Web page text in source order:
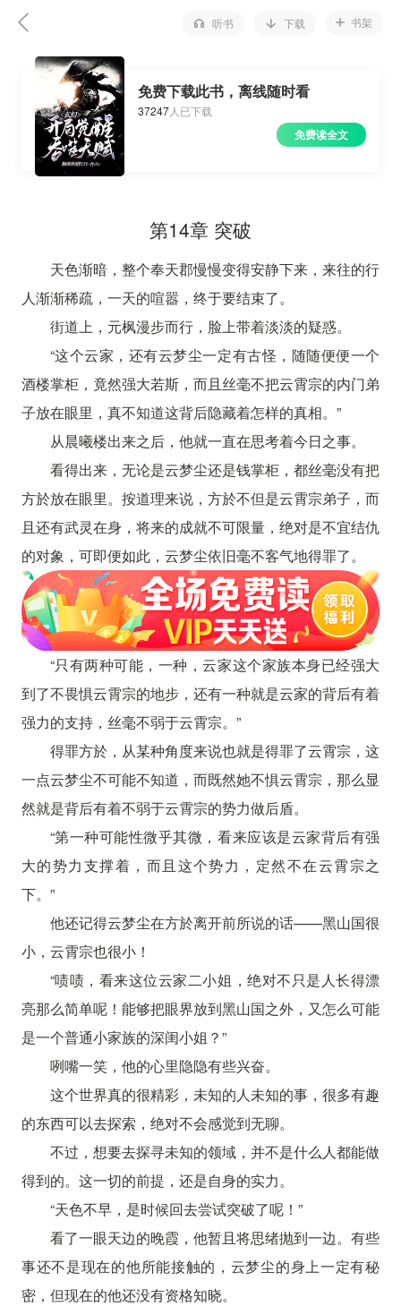
听书 下载 书架
免费下载此书，离线随时看
37247人已下载
免费读全文
第14章 突破
天色渐暗，整个奉天郡慢慢变得安静下来，来往的行
人渐渐稀疏，一天的喧嚣，终于要结束了。
街道上，元枫漫步而行，脸上带着淡淡的疑惑。
“这个云家，还有云梦尘一定有古怪，随随便便一个
酒楼掌柜，竟然强大若斯，而且丝毫不把云霄宗的内门弟
子放在眼里，真不知道这背后隐藏着怎样的真相。”
从晨曦楼出来之后，他就一直在思考着今日之事。
看得出来，无论是云梦尘还是钱掌柜，都丝毫没有把
方於放在眼里。按道理来说，方於不但是云霄宗弟子，而
且还有武灵在身，将来的成就不可限量，绝对是不宜结仇
的对象，可即便如此，云梦尘依旧毫不客气地得罪了。
“只有两种可能，一种，云家这个家族本身已经强大
到了不畏惧云霄宗的地步，还有一种就是云家的背后有着
强力的支持，丝毫不弱于云霄宗。”
得罪方於，从某种角度来说也就是得罪了云霄宗，这
一点云梦尘不可能不知道，而既然她不惧云霄宗，那么显
然就是背后有着不弱于云霄宗的势力做后盾。
“第一种可能性微乎其微，看来应该是云家背后有强
大的势力支撑着，而且这个势力，定然不在云霄宗之
下。”
他还记得云梦尘在方於离开前所说的话——黑山国很
小，云霄宗也很小！
“啧啧，看来这位云家二小姐，绝对不只是人长得漂
亮那么简单呢！能够把眼界放到黑山国之外，又怎么可能
是一个普通小家族的深闺小姐？”
咧嘴一笑，他的心里隐隐有些兴奋。
这个世界真的很精彩，未知的人未知的事，很多有趣
的东西可以去探索，绝对不会感觉到无聊。
不过，想要去探寻未知的领域，并不是什么人都能做
得到的。这一切的前提，还是自身的实力。
“天色不早，是时候回去尝试突破了呢！”
看了一眼天边的晚霞，他暂且将思绪抛到一边。有些
事还不是现在的他所能接触的，云梦尘的身上一定有秘
密，但现在的他还没有资格知晓。